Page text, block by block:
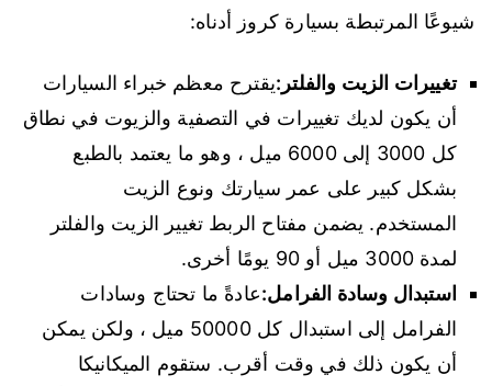
شيوعًا المرتبطة بسيارة كروز أدناه:
تغييرات الزيت والفلتر:يقترح معظم خبراء السيارات
أن يكون لديك تغييرات في التصفية والزيوت في نطاق
كل 3000 إلى 6000 ميل ، وهو ما يعتمد بالطبع
بشكل كبير على عمر سيارتك ونوع الزيت
المستخدم. يضمن مفتاح الربط تغيير الزيت والفلتر
لمدة 3000 ميل أو 90 يومًا أخرى.
استبدال وسادة الفرامل:عادةً ما تحتاج وسادات
الفرامل إلى استبدال كل 50000 ميل ، ولكن يمكن
أن يكون ذلك في وقت أقرب. ستقوم الميكانيكا